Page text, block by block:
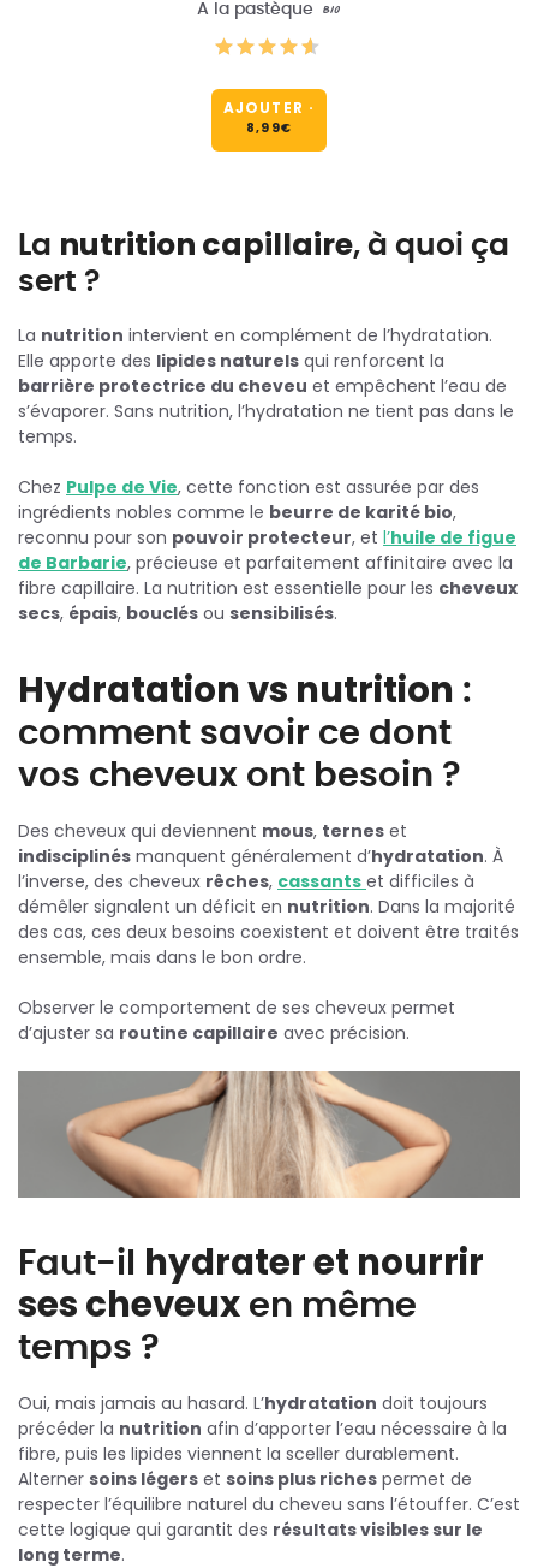
A la pastèque BIO
AJOUTER ·
8,99€
La nutrition capillaire, à quoi ça
sert ?
La nutrition intervient en complément de l’hydratation.
Elle apporte des lipides naturels qui renforcent la
barrière protectrice du cheveu et empêchent l’eau de
s’évaporer. Sans nutrition, l’hydratation ne tient pas dans le
temps.
Chez Pulpe de Vie, cette fonction est assurée par des
ingrédients nobles comme le beurre de karité bio,
reconnu pour son pouvoir protecteur, et l’huile de figue
de Barbarie, précieuse et parfaitement affinitaire avec la
fibre capillaire. La nutrition est essentielle pour les cheveux
secs, épais, bouclés ou sensibilisés.
Hydratation vs nutrition :
comment savoir ce dont
vos cheveux ont besoin ?
Des cheveux qui deviennent mous, ternes et
indisciplinés manquent généralement d’hydratation. À
l’inverse, des cheveux rêches, cassants et difficiles à
démêler signalent un déficit en nutrition. Dans la majorité
des cas, ces deux besoins coexistent et doivent être traités
ensemble, mais dans le bon ordre.
Observer le comportement de ses cheveux permet
d’ajuster sa routine capillaire avec précision.
Faut-il hydrater et nourrir
ses cheveuxen même
temps ?
Oui, mais jamais au hasard. L’hydratation doit toujours
précéder la nutrition afin d’apporter l’eau nécessaire à la
fibre, puis les lipides viennent la sceller durablement.
Alterner soins légers et soins plus riches permet de
respecter l’équilibre naturel du cheveu sans l’étouffer. C’est
cette logique qui garantit des résultats visibles sur le
long terme.